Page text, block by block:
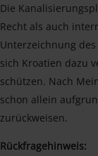
Die
Recht als auch
Unterzeichnung
sich Kroatien dazu
schützen. Nach
schon allein
zurückweisen.
Rückfragehinweis: